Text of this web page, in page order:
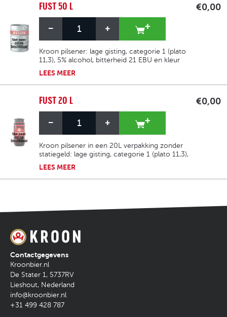
FUST 50 L €0,00
Kroon pilsener: lage gisting, categorie 1 (plato
11,3), 5% alcohol, bitterheid 21 EBU en kleur
goudgeel (10 EBC). Het is verfrissend, licht
fruitig, licht hoppig en heeft een milde
bitterheid.
LEES MEER
FUST 20 L €0,00
Kroon pilsener in een 20L verpakking zonder
statiegeld: lage gisting, categorie 1 (plato 11,3),
5% alcohol, bitterheid 21 EBU en kleur
goudgeel (10 EBC). Het is verfrissend, licht
fruitig, licht hoppig en heeft een milde
LEES MEER
Contactgegevens
Kroonbier.nl
De Stater 1, 5737RV
Lieshout, Nederland
info@kroonbier.nl
+31 499 428 787